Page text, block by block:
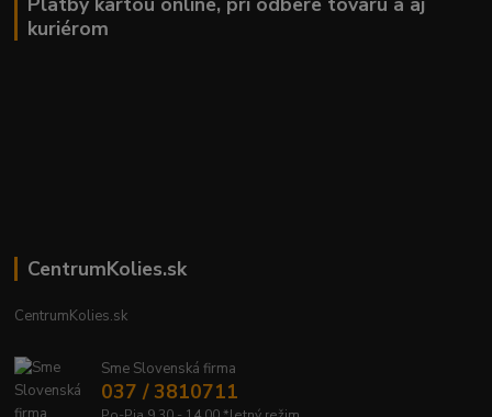
kuriérom
CentrumKolies.sk
CentrumKolies.sk
Sme Slovenská firma
037 / 3810711